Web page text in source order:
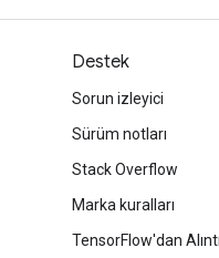
Destek
Sorun izleyici
Sürüm notları
Stack Overflow
Marka kuralları
TensorFlow'dan